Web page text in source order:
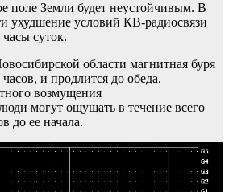
поле Земли будет неустойчивым. В
ухудшение условий КВ-радиосвязи
суток.
области магнитная буря
и продлится до обеда.
возмущения
могут ощущать в течение всего
до ее начала.